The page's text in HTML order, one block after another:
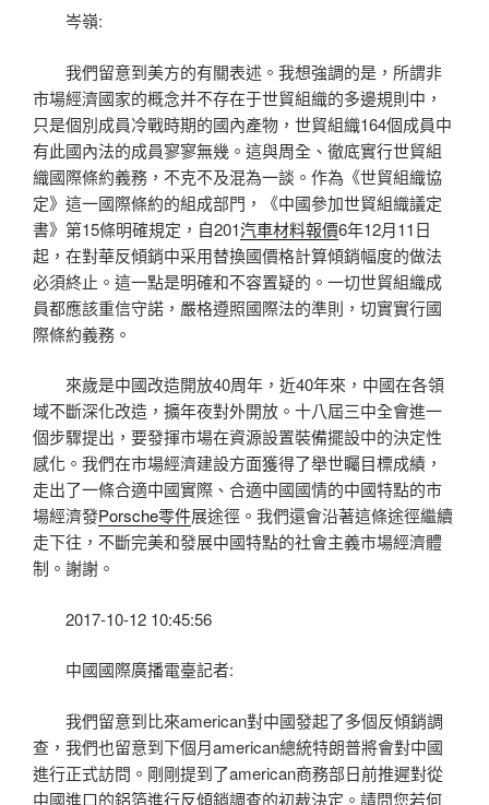
岑嶺:
我們留意到美方的有關表述。我想強調的是，所謂非
市場經濟國家的概念并不存在于世貿組織的多邊規則中，
只是個別成員冷戰時期的國內產物，世貿組織164個成員中
有此國內法的成員寥寥無幾。這與周全、徹底實行世貿組
織國際條約義務，不克不及混為一談。作為《世貿組織協
定》這一國際條約的組成部門，《中國參加世貿組織議定
書》第15條明確規定，自201汽車材料報價6年12月11日
起，在對華反傾銷中采用替換國價格計算傾銷幅度的做法
必須終止。這一點是明確和不容置疑的。一切世貿組織成
員都應該重信守諾，嚴格遵照國際法的準則，切實實行國
際條約義務。
來歲是中國改造開放40周年，近40年來，中國在各領
域不斷深化改造，擴年夜對外開放。十八屆三中全會進一
個步驟提出，要發揮市場在資源設置裝備擺設中的決定性
感化。我們在市場經濟建設方面獲得了舉世矚目標成績，
走出了一條合適中國實際、合適中國國情的中國特點的市
場經濟發Porsche零件展途徑。我們還會沿著這條途徑繼續
走下往，不斷完美和發展中國特點的社會主義市場經濟體
制。謝謝。
2017-10-12 10:45:56
中國國際廣播電臺記者:
我們留意到比來american對中國發起了多個反傾銷調
查，我們也留意到下個月american總統特朗普將會對中國
進行正式訪問。剛剛提到了american商務部日前推遲對從
中國進口的鋁箔進行反傾銷調查的初裁決定。請問您若何